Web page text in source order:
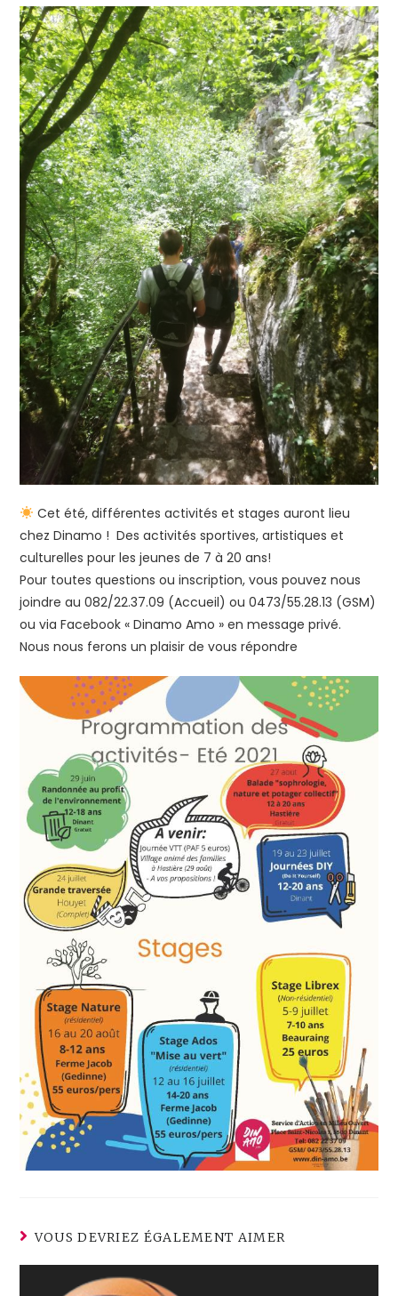
Cet été, différentes activités et stages auront lieu
chez Dinamo ! Des activités sportives, artistiques et
culturelles pour les jeunes de 7 à 20 ans!
Pour toutes questions ou inscription, vous pouvez nous
joindre au 082/22.37.09 (Accueil) ou 0473/55.28.13 (GSM)
ou via Facebook « Dinamo Amo » en message privé.
Nous nous ferons un plaisir de vous répondre
VOUS DEVRIEZ ÉGALEMENT AIMER